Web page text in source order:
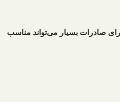
صادرات بسیار می‌تواند مناسب